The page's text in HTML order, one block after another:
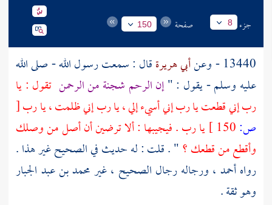
جزء 8 صفحة 150
13440 - وعن أبي هريرةقال : سمعت رسول الله - صلى الله
عليه وسلم - يقول : "إن الرحم شجنة من الرحمن تقول : يا
رب إني قطعت يا رب إني أسيء إلي ، يا رب إني ظلمت ، يا رب[
ص:
يا رب . فيجيبها : ألا ترضين أن أصل من وصلك
وأقطع من قطعك ؟" . قلت : له حديث في الصحيح غير هذا .
رواهأحمد ، ورجاله رجال الصحيح ، غيرمحمد بن عبد الجبار
وهو ثقة .